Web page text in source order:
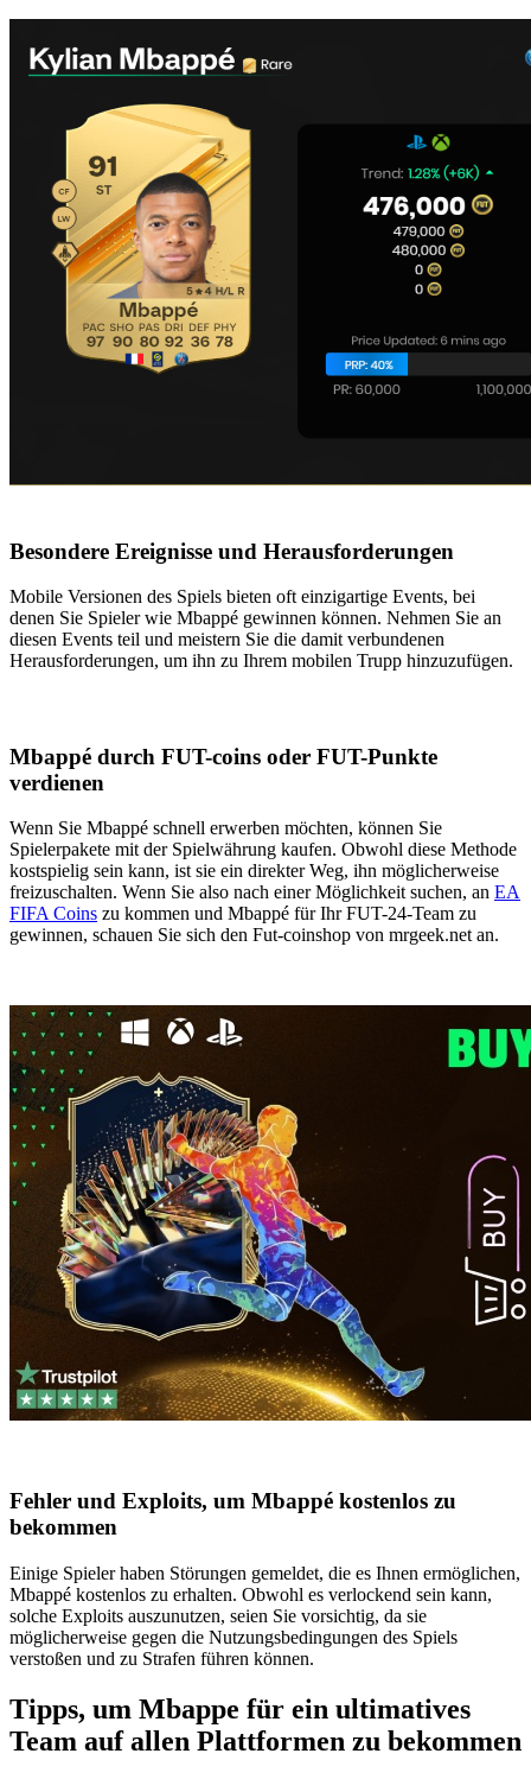
Besondere Ereignisse und Herausforderungen
Mobile Versionen des Spiels bieten oft einzigartige Events, bei
denen Sie Spieler wie Mbappé gewinnen können. Nehmen Sie an
diesen Events teil und meistern Sie die damit verbundenen
Herausforderungen, um ihn zu Ihrem mobilen Trupp hinzuzufügen.
Mbappé durch FUT-coins oder FUT-Punkte
verdienen
Wenn Sie Mbappé schnell erwerben möchten, können Sie
Spielerpakete mit der Spielwährung kaufen. Obwohl diese Methode
kostspielig sein kann, ist sie ein direkter Weg, ihn möglicherweise
freizuschalten. Wenn Sie also nach einer Möglichkeit suchen, an EA
FIFA Coins zu kommen und Mbappé für Ihr FUT-24-Team zu
gewinnen, schauen Sie sich den Fut-coinshop von mrgeek.net an.
Fehler und Exploits, um Mbappé kostenlos zu
bekommen
Einige Spieler haben Störungen gemeldet, die es Ihnen ermöglichen,
Mbappé kostenlos zu erhalten. Obwohl es verlockend sein kann,
solche Exploits auszunutzen, seien Sie vorsichtig, da sie
möglicherweise gegen die Nutzungsbedingungen des Spiels
verstoßen und zu Strafen führen können.
Tipps, um Mbappe für ein ultimatives
Team auf allen Plattformen zu bekommen